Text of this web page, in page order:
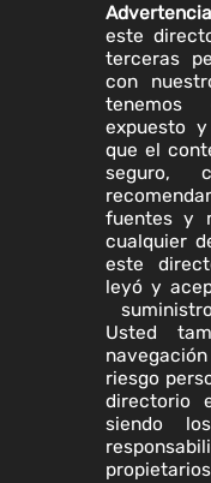
este
terceras
con
tenemos
expuesto
que el
seguro,
fuentes y
cualquier
este
leyó y
Usted
riesgo
directorio
siendo